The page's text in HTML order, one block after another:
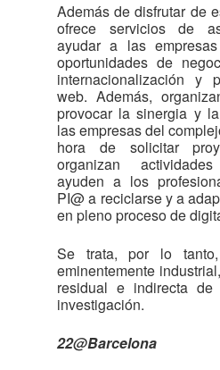
Además de disfrutar de
ofrece servicios de
ayudar a las
oportunidades de
internacionalización y
web. Además,
provocar la sinergia y
las empresas del
hora de solicitar
organizan
ayuden a los
PI@ a reciclarse y a
en pleno proceso de
Se trata, por lo
eminentemente
residual e indirecta
investigación.
22@Barcelona